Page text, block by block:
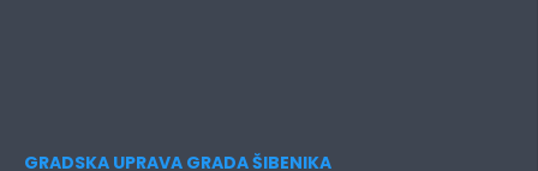
GRADSKA UPRAVA GRADA ŠIBENIKA